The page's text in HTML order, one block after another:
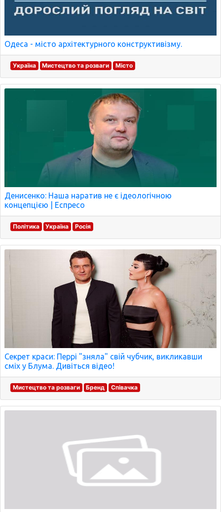
Одеса - місто архітектурного конструктивізму.
Україна Мистецтво та розваги Місто
Денисенко: Наша наратив не є ідеологічною
концепцією | Еспресо
Політика Україна Росія
Секрет краси: Перрі "зняла" свій чубчик, викликавши
сміх у Блума. Дивіться відео!
Мистецтво та розваги Бренд Співачка